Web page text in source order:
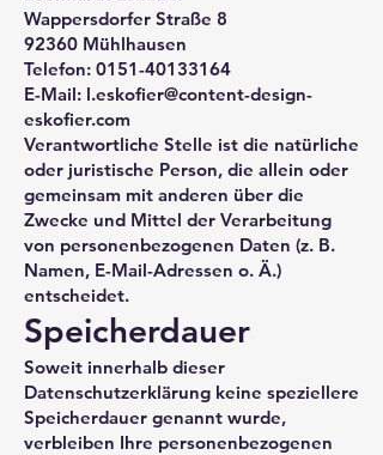
Wappersdorfer Straße 8
92360 Mühlhausen
Telefon: 0151-40133164
E-Mail: l.eskofier@content-design-
eskofier.com
Verantwortliche Stelle ist die natürliche
oder juristische Person, die allein oder
gemeinsam mit anderen über die
Zwecke und Mittel der Verarbeitung
von personenbezogenen Daten (z. B.
Namen, E-Mail-Adressen o. Ä.)
entscheidet.
Speicherdauer
Soweit innerhalb dieser
Datenschutzerklärung keine speziellere
Speicherdauer genannt wurde,
verbleiben Ihre personenbezogenen